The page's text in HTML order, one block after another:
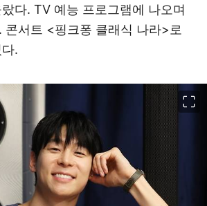
다. TV 예능 프로그램에 나오며
콘서트 <핑크퐁 클래식 나라>로
.